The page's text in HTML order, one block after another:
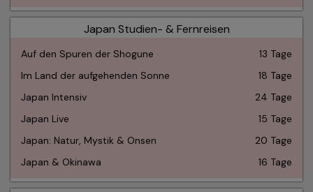
Japan Studien- & Fernreisen
Auf den Spuren der Shogune
13 Tage
Im Land der aufgehenden Sonne
18 Tage
Japan Intensiv
24 Tage
Japan Live
15 Tage
Japan: Natur, Mystik & Onsen
20 Tage
Japan & Okinawa
16 Tage